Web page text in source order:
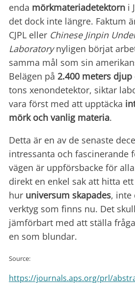
enda mörkmateriadetektorn i
det dock inte längre. Faktum
CJPL eller Chinese Jinpin
Laboratorynyligen börjat
samma mål som sin
Belägen på 2.400 meters djup
tons xenondetektor, siktar
vara först med att upptäcka
mörk och vanlig materia.
Detta är en av de senaste
intressanta och fascinerande
vägen är uppförsbacke för
direkt en enkel sak att hitta
hur universum skapades, inte
verktyg som finns nu. Det
jämförbart med att ställa
en som blundar.
Source:
https://journals.aps.org/prl/